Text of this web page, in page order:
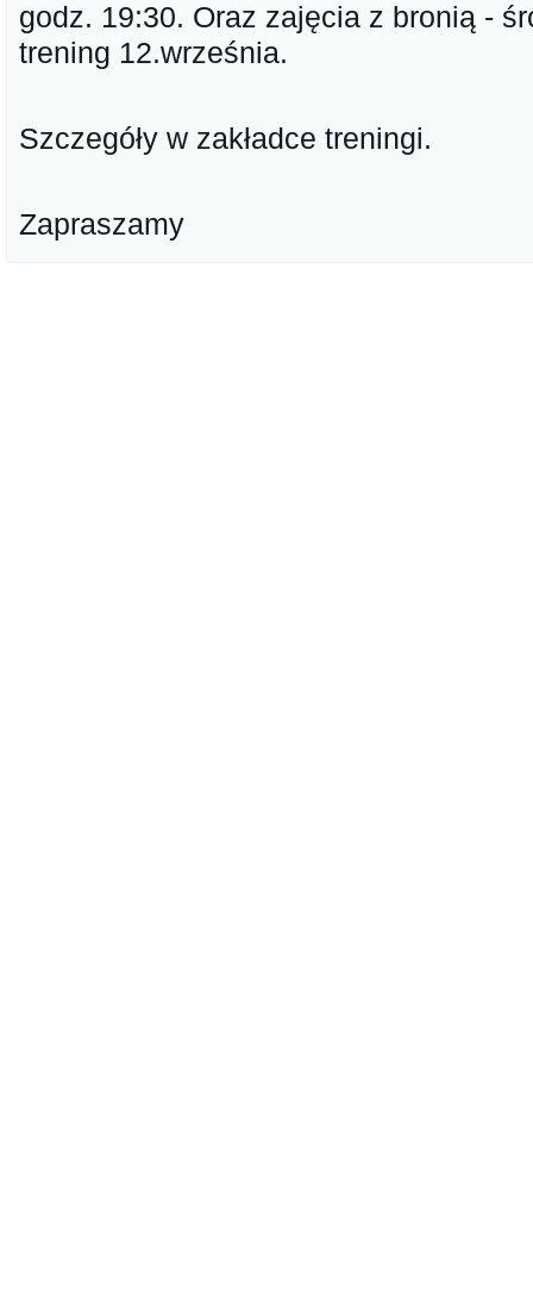
godz. 19:30. Oraz zajęcia z bronią -
trening 12.września.
Szczegóły w zakładce treningi.
Zapraszamy